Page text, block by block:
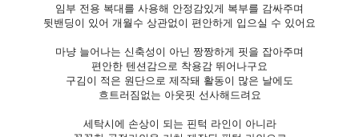
임부 전용 복대를 사용해 안정감있게 복부를 감싸주며
뒷밴딩이 있어 개월수 상관없이 편안하게 입으실 수 있어요
마냥 늘어나는 신축성이 아닌 짱짱하게 핏을 잡아주며
편안한 텐션감으로 착용감 뛰어나구요
구김이 적은 원단으로 제작돼 활동이 많은 날에도
흐트러짐없는 아웃핏 선사해드려요
세탁시에 손상이 되는 핀턱 라인이 아니라